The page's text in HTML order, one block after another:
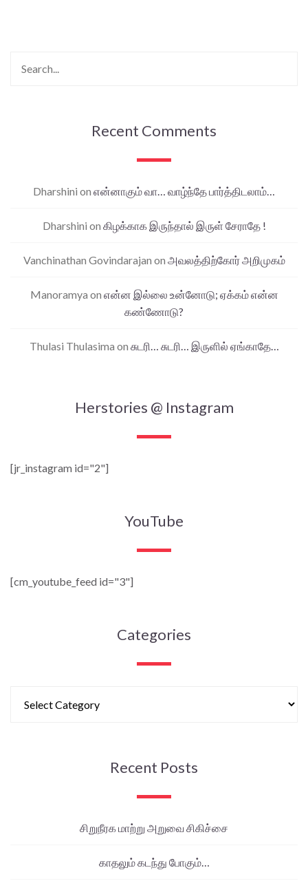
Recent Comments
Dharshini on என்னாகும் வா… வாழ்ந்தே பார்த்திடலாம்…
Dharshini on கிழக்காக இருந்தால் இருள் சேராதே !
Vanchinathan Govindarajan on அவலத்திற்கோர் அறிமுகம்
Manoramya on என்ன இல்லை உன்னோடு; ஏக்கம் என்ன
கண்ணோடு?
Thulasi Thulasima on சுடரி… சுடரி… இருளில் ஏங்காதே…
Herstories @ Instagram
[jr_instagram id="2"]
YouTube
[cm_youtube_feed id="3"]
Categories
Recent Posts
சிறுநீரக மாற்று அறுவை சிகிச்சை
காதலும் கடந்து போகும்…